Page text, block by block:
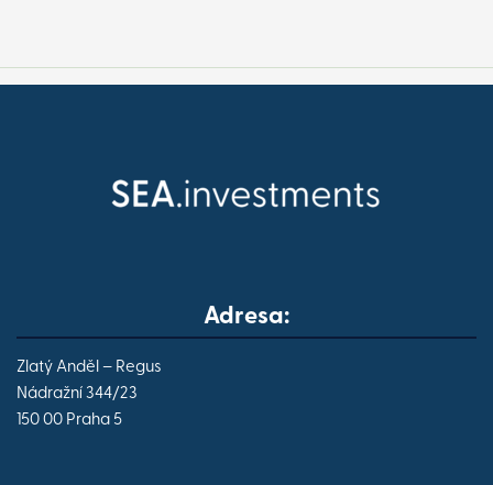
Adresa:
Zlatý Anděl – Regus
Nádražní 344/23
150 00 Praha 5